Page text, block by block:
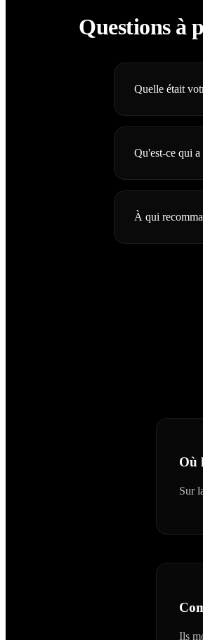
Questions à
Quelle était
Qu'est-ce qui
À qui
Où
Sur
Ils